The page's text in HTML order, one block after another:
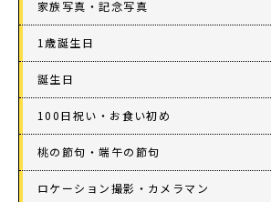
家族写真・記念写真
1歳誕生日
誕生日
100日祝い・お食い初め
桃の節句・端午の節句
ロケーション撮影・カメラマン